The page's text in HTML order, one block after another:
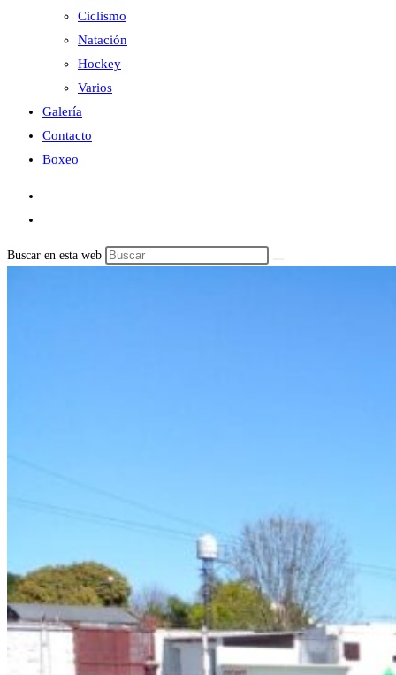
Ciclismo
Natación
Hockey
Varios
Galería
Contacto
Boxeo
Buscar en esta web